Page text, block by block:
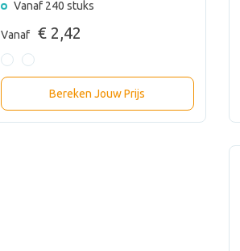
Vanaf 240 stuks
Vanaf € 2,42
Bereken Jouw Prijs